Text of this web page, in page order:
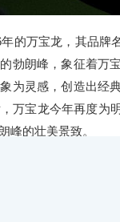
的万宝龙，其品牌
勃朗峰，象征着万
为灵感，创造出经
万宝龙今年再度为
峰的壮美景致。